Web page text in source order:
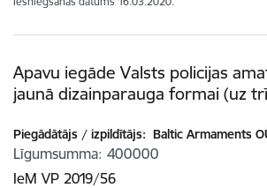
Apavu iegāde Valsts policijas
jaunā dizainparauga formai (uz
Piegādātājs / izpildītājs: Baltic Armaments
Līgumsumma 400000
IeM VP 2019/56